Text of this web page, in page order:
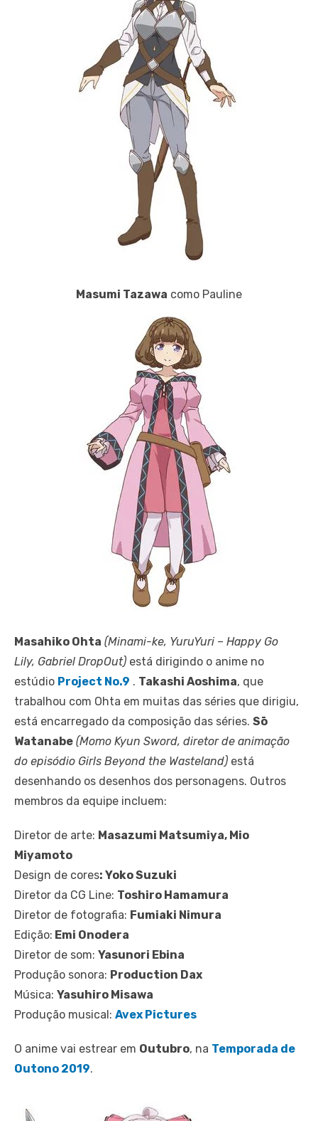
Masumi Tazawa como Pauline
Masahiko Ohta (Minami-ke, YuruYuri – Happy Go
Lily, Gabriel DropOut) está dirigindo o anime no
estúdio Project No.9 . Takashi Aoshima, que
trabalhou com Ohta em muitas das séries que dirigiu,
está encarregado da composição das séries. Sō
Watanabe (Momo Kyun Sword, diretor de animação
do episódio Girls Beyond the Wasteland) está
desenhando os desenhos dos personagens. Outros
membros da equipe incluem:
Diretor de arte: Masazumi Matsumiya, Mio
Miyamoto
Design de cores: Yoko Suzuki
Diretor da CG Line: Toshiro Hamamura
Diretor de fotografia: Fumiaki Nimura
Edição: Emi Onodera
Diretor de som: Yasunori Ebina
Produção sonora: Production Dax
Música: Yasuhiro Misawa
Produção musical: Avex Pictures
O anime vai estrear em Outubro, na Temporada de
Outono 2019.